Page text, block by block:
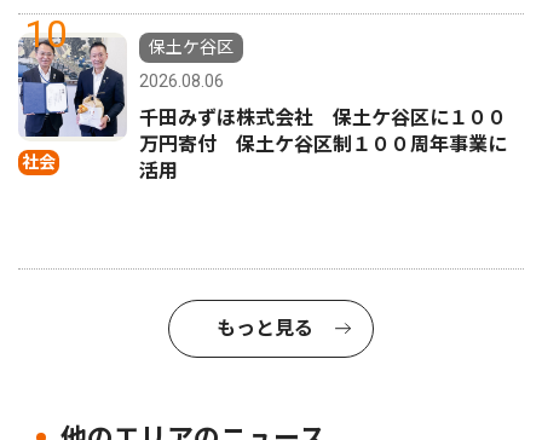
10
社会
保土ケ谷区
2026.08.06
千田みずほ株式会社 保土ケ谷区に１００
万円寄付 保土ケ谷区制１００周年事業に
活用
もっと見る